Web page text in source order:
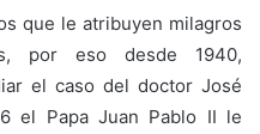
que le atribuyen milagros
por eso desde 1940,
el caso del doctor José
el Papa Juan Pablo II le